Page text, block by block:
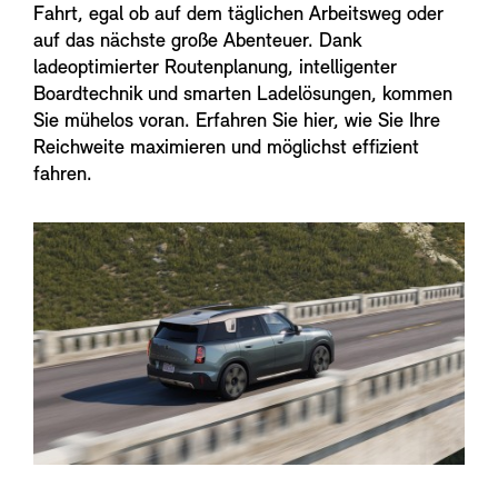
Fahrt, egal ob auf dem täglichen Arbeitsweg oder
auf das nächste große Abenteuer. Dank
ladeoptimierter Routenplanung, intelligenter
Boardtechnik und smarten Ladelösungen, kommen
Sie mühelos voran. Erfahren Sie hier, wie Sie Ihre
Reichweite maximieren und möglichst effizient
fahren.